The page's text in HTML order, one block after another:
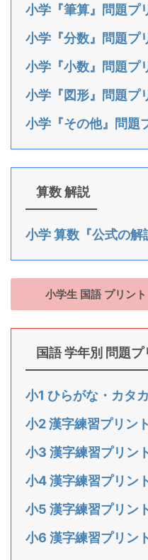
小学『筆算』問題プ
小学『分数』問題プ
小学『小数』問題プ
小学『図形』問題プ
小学『その他』問題
算数 解説
小学 算数『公式の解
小学生 国語 プリント
国語 学年別 問題プ
小1 ひらがな・カタ
小2 漢字練習プリント
小3 漢字練習プリン
小4 漢字練習プリン
小5 漢字練習プリン
小6 漢字練習プリン